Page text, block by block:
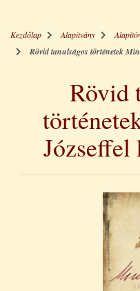
Kezdőlap Alapítvány
Rövid tanulságos történetek
Rövid
Józseffel